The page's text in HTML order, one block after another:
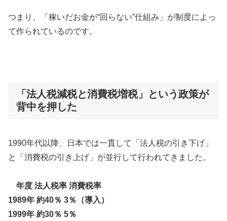
つまり、「稼いだお金が“回らない”仕組み」が制度によっ
て作られているのです。
「法人税減税と消費税増税」という政策が
背中を押した
1990年代以降、日本では一貫して「法人税の引き下げ」
と「消費税の引き上げ」が並行して行われてきました。
年度 法人税率 消費税率
1989年 約40％ 3％（導入）
1999年 約30％ 5％